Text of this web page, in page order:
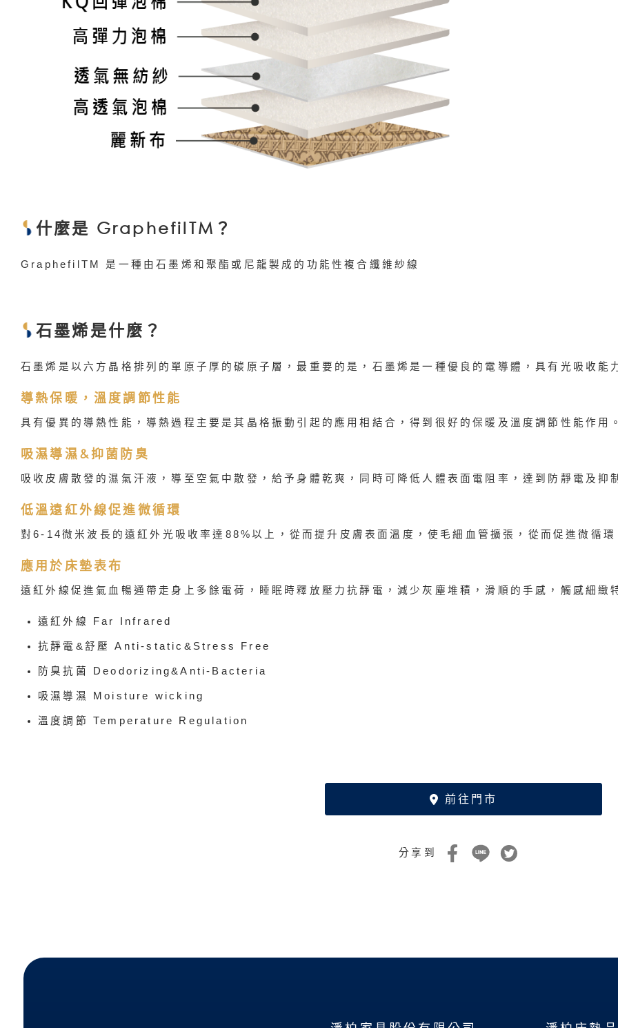
什麼是 GraphefilTM？
GraphefilTM 是一種由石墨烯和聚酯或尼龍製成的功能性複合纖維紗線
石墨烯是什麼？
石墨烯是以六方晶格排列的單原子厚的碳原子層，最重要的是，石墨烯是一種優良的電導體，具有光吸收能
導熱保暖，溫度調節性能
具有優異的導熱性能，導熱過程主要是其晶格振動引起的應用相結合，得到很好的保暖及溫度調節性能作用
吸濕導濕&抑菌防臭
吸收皮膚散發的濕氣汗液，導至空氣中散發，給予身體乾爽，同時可降低人體表面電阻率，達到防靜電及抑
低溫遠紅外線促進微循環
對6-14微米波長的遠紅外光吸收率達88%以上，從而提升皮膚表面溫度，使毛細血管擴張，從而促進微循環
應用於床墊表布
遠紅外線促進氣血暢通帶走身上多餘電荷，睡眠時釋放壓力抗靜電，減少灰塵堆積，滑順的手感，觸感細緻
遠紅外線 Far Infrared
抗靜電&舒壓 Anti-static&Stress Free
防臭抗菌 Deodorizing&Anti-Bacteria
吸濕導濕 Moisture wicking
溫度調節 Temperature Regulation
前往門市
分享到